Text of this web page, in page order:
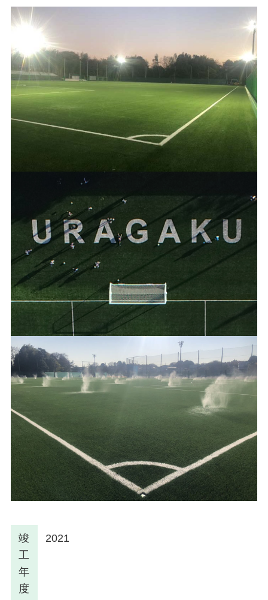
竣
工
年
度
2021